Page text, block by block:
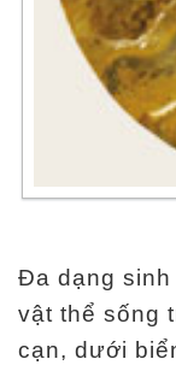
Đa dạng
vật thể sống
cạn, dưới